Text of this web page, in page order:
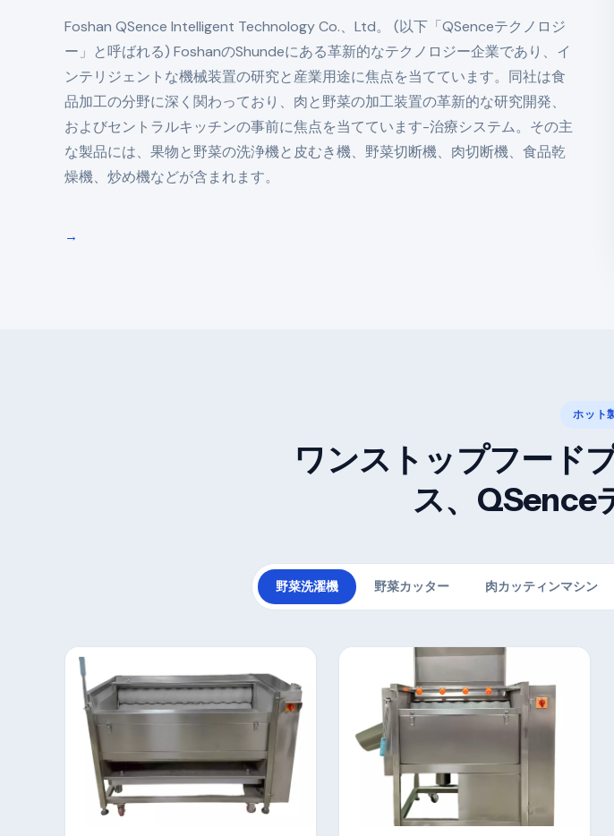
Foshan QSence Intelligent Technology Co.、Ltd。 (以下「QSenceテクノロジ
ー」と呼ばれる) FoshanのShundeにある革新的なテクノロジー企業であり、イ
ンテリジェントな機械装置の研究と産業用途に焦点を当てています。同社は食
品加工の分野に深く関わっており、肉と野菜の加工装置の革新的な研究開発、
およびセントラルキッチンの事前に焦点を当てています-治療システム。その主
な製品には、果物と野菜の洗浄機と皮むき機、野菜切断機、肉切断機、食品乾
燥機、炒め機などが含まれます。
→
ホット
ワンストップフード
ス、QSence
野菜洗濯機 野菜カッター 肉カッティンマシン